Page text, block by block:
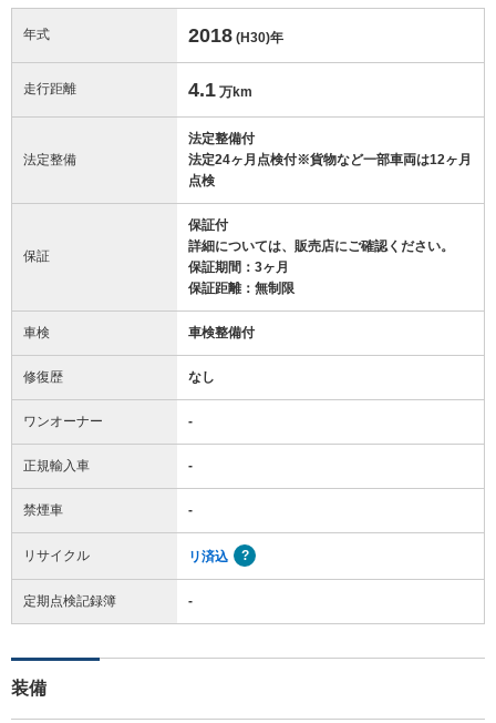
年式 2018 (H30)年
走行距離 4.1 万km
法定整備
法定整備付
法定24ヶ月点検付※貨物など一部車両は12ヶ月
点検
保証
保証付
詳細については、販売店にご確認ください。
保証期間：3ヶ月
保証距離：無制限
車検 車検整備付
修復歴 なし
ワンオーナー -
正規輸入車 -
禁煙車 -
リサイクル リ済込
定期点検記録簿 -
装備